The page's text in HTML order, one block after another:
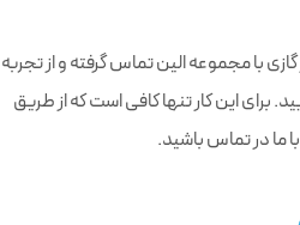
با مجموعه الین تماس گرفته و از تجربه
برای این کار تنها کافی است که از طریق
ما در تماس باشید.